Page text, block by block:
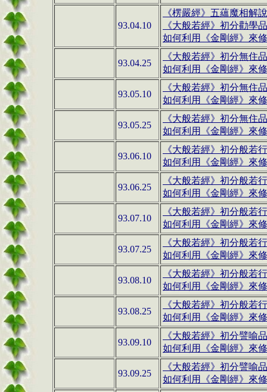
93.04.10
《楞嚴經》五蘊魔相解
《大般若經》初分勸學
如何利用
《金剛經》 來
93.04.25
《大般若經》初分無住
如何利用
《金剛經》 來
93.05.10
《大般若經》初分無住
如何利用
《金剛經》 來
93.05.25
《大般若經》初分無住
如何利用
《金剛經》 來
93.06.10
《大般若經》 初分般若
如何利用
《金剛經》 來
93.06.25
《大般若經》 初分般若
如何利用
《金剛經》 來
93.07.10
《大般若經》 初分般若
如何利用
《金剛經》 來
93.07.25
《大般若經》 初分般若
如何利用
《金剛經》 來
93.08.10
《大般若經》 初分般若
如何利用
《金剛經》 來
93.08.25
《大般若經》 初分般若
如何利用
《金剛經》 來
93.09.10
《大般若經》 初分譬喻
如何利用
《金剛經》 來
93.09.25
《大般若經》 初分譬喻
如何利用
《金剛經》 來